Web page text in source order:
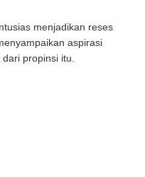
menjadikan reses
aspirasi
propinsi itu.